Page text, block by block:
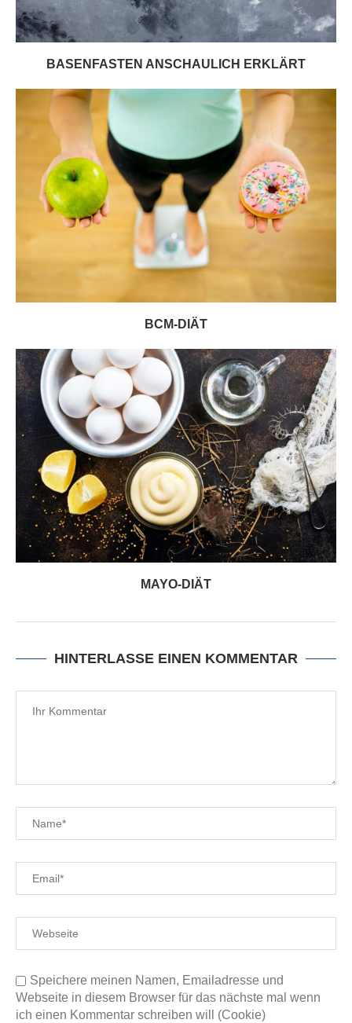
BASENFASTEN ANSCHAULICH ERKLÄRT
BCM-DIÄT
MAYO-DIÄT
HINTERLASSE EINEN KOMMENTAR
Speichere meinen Namen, Emailadresse und
Webseite in diesem Browser für das nächste mal wenn
ich einen Kommentar schreiben will (Cookie)